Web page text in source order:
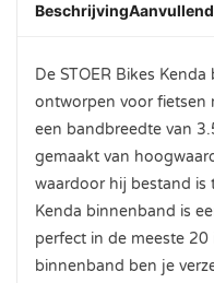
Beschrijving
De STOER Bikes
ontworpen voor fietsen
een bandbreedte van
gemaakt van
waardoor hij bestand is
Kenda binnenband is
perfect in de meeste
binnenband ben je